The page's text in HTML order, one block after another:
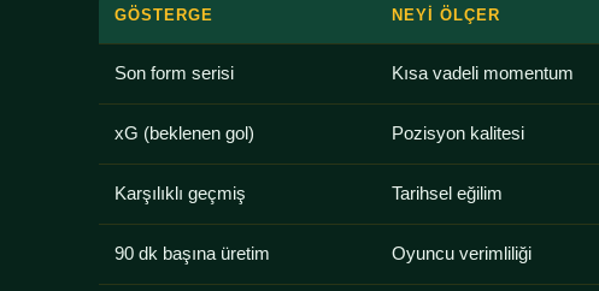
GÖSTERGE NEYI ÖLÇER
Son form serisi Kısa vadeli momentum
xG (beklenen gol) Pozisyon kalitesi
Karşılıklı geçmiş Tarihsel eğilim
90 dk başına üretim Oyuncu verimliliği